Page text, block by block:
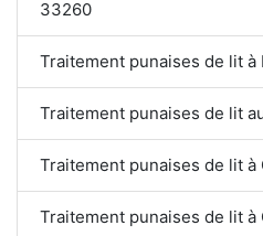
33260
Traitement punaises de lit
Traitement punaises de lit
Traitement punaises de lit à
Traitement punaises de lit à